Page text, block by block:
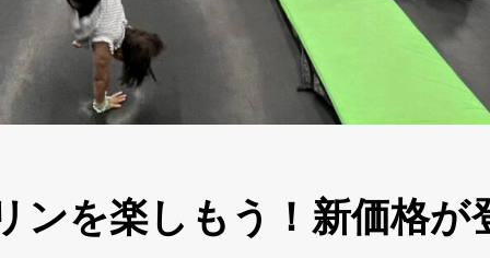
ンを楽しもう！新価格が